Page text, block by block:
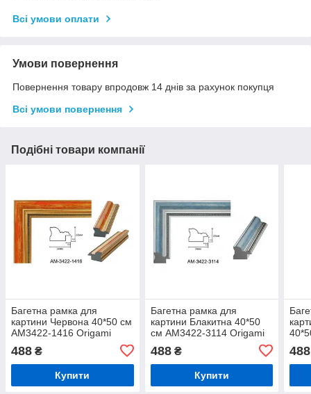
Всі умови оплати
Умови повернення
Повернення товару впродовж 14 днів за рахунок покупця
Всі умови повернення
Подібні товари компанії
Багетна рамка для
картини Червона 40*50 см
AM3422-1416 Origami
488 ₴
Купити
Багетна рамка для
картини Блакитна 40*50
см AM3422-3114 Origami
488₴
Купити
488